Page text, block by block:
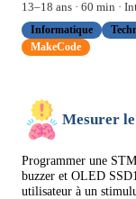
13–18 ans · 60 min ·
Informatique
MakeCode
Mesurer
Programmer une
buzzer et OLED
utilisateur à un